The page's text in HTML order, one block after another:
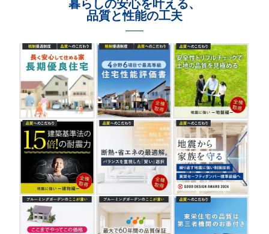
暮らしの安心を叶える、
品質と性能の工夫